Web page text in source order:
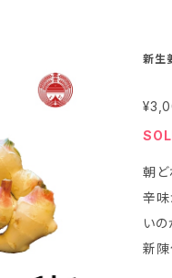
新
朝ど
辛味
いのが特徴。 生姜に含まれるショウ
新陳